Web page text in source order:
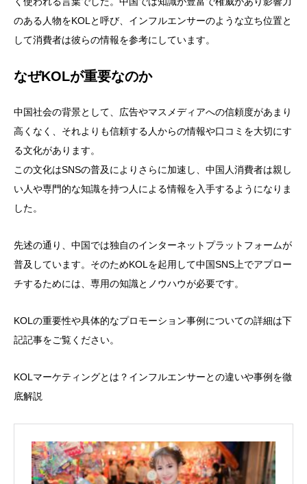
のある人物をKOLと呼び、インフルエンサーのような立ち位置と
して消費者は彼らの情報を参考にしています。
なぜKOLが重要なのか
中国社会の背景として、広告やマスメディアへの信頼度があまり
高くなく、それよりも信頼する人からの情報や口コミを大切にす
る文化があります。
この文化はSNSの普及によりさらに加速し、中国人消費者は親し
い人や専門的な知識を持つ人による情報を入手するようになりま
した。
先述の通り、中国では独自のインターネットプラットフォームが
普及しています。そのためKOLを起用して中国SNS上でアプロー
チするためには、専用の知識とノウハウが必要です。
KOLの重要性や具体的なプロモーション事例についての詳細は下
記記事をご覧ください。
KOLマーケティングとは？インフルエンサーとの違いや事例を徹
底解説